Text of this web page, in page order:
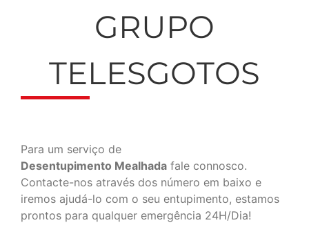
GRUPO
TELESGOTOS
Para um serviço de
Desentupimento Mealhada fale connosco.
Contacte-nos através dos número em baixo e
iremos ajudá-lo com o seu entupimento, estamos
prontos para qualquer emergência 24H/Dia!